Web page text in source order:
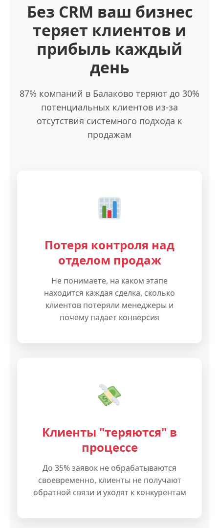
Без CRM ваш бизнес
теряет клиентов и
прибыль каждый
день
87% компаний в Балаково теряют до 30%
потенциальных клиентов из-за
отсутствия системного подхода к
продажам
Потеря контроля над
отделом продаж
Не понимаете, на каком этапе
находится каждая сделка, сколько
клиентов потеряли менеджеры и
почему падает конверсия
Клиенты "теряются" в
процессе
До 35% заявок не обрабатываются
своевременно, клиенты не получают
обратной связи и уходят к конкурентам